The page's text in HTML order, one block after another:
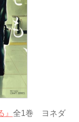
全1巻 ヨネダ